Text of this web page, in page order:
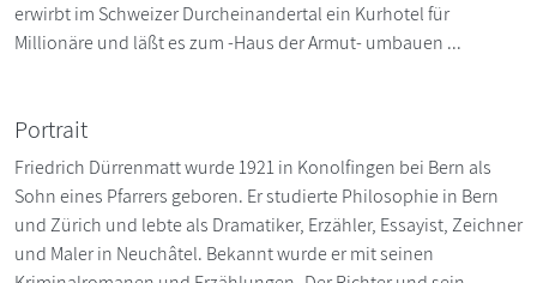
erwirbt im Schweizer Durcheinandertal ein Kurhotel für
Millionäre und läßt es zum -Haus der Armut- umbauen ...
Portrait
Friedrich Dürrenmatt wurde 1921 in Konolfingen bei Bern als
Sohn eines Pfarrers geboren. Er studierte Philosophie in Bern
und Zürich und lebte als Dramatiker, Erzähler, Essayist, Zeichner
und Maler in Neuchâtel. Bekannt wurde er mit seinen